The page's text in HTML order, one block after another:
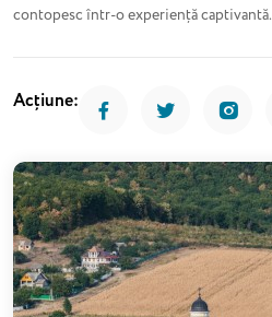
contopesc într-o experiență captivantă.
Acțiune: